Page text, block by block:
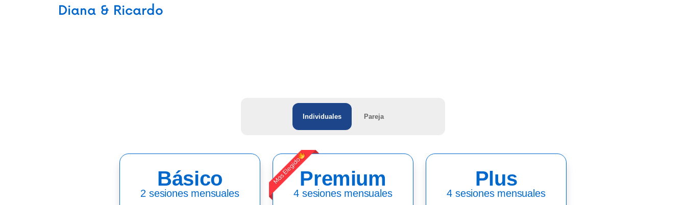
Diana & Ricardo
Individuales Pareja
Básico
2 sesiones mensuales
Premium
4 sesiones mensuales
Plus
4 sesiones mensuales